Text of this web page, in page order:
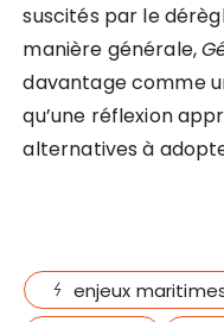
suscités par le
manière générale,
davantage comme
qu’une réflexion
alternatives à
enjeux